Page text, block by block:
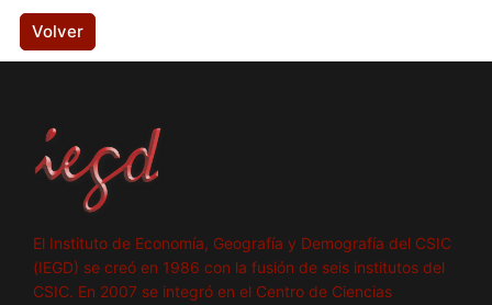
Volver
El Instituto de Economía, Geografía y Demografía del CSIC
(IEGD) se creó en 1986 con la fusión de seis institutos del
CSIC. En 2007 se integró en el Centro de Ciencias